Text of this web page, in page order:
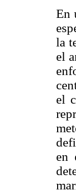
En
la
el
el
en